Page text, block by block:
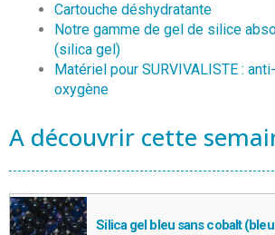
Cartouche déshydratante
Notre gamme de gel de silice
(silica gel)
Matériel pour SURVIVALISTE :
oxygène
A découvrir cette
Silica gel bleu sans cobalt